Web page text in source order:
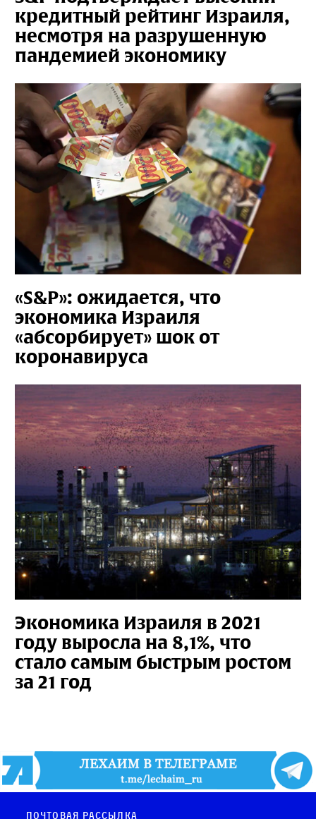
кредитный рейтинг Израиля,
несмотря на разрушенную
пандемией экономику
«S&P»: ожидается, что
экономика Израиля
«абсорбирует» шок от
коронавируса
Экономика Израиля в 2021
году выросла на 8,1%, что
стало самым быстрым ростом
за 21 год
Почтовая рассылка